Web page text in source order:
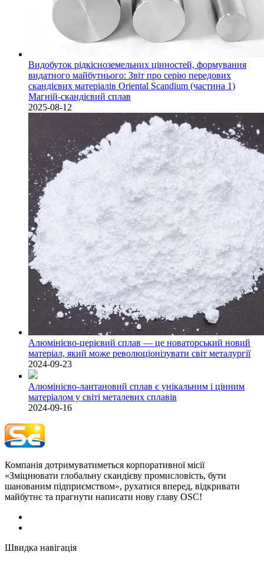
Видобуток рідкісноземельних цінностей, формування
видатного майбутнього: Звіт про серію передових
скандієвих матеріалів Oriental Scandium (частина 1)
Магній-скандієвий сплав
2025-08-12
Алюмінієво-церієвий сплав — це новаторський новий
матеріал, який може революціонізувати світ металургії
2024-09-23
Алюмінієво-лантановий сплав є унікальним і цінним
матеріалом у світі металевих сплавів
2024-09-16
Компанія дотримуватиметься корпоративної місії
«Зміцнювати глобальну скандієву промисловість, бути
шанованим підприємством», рухатися вперед, відкривати
майбутнє та прагнути написати нову главу OSC!
Швидка навігація